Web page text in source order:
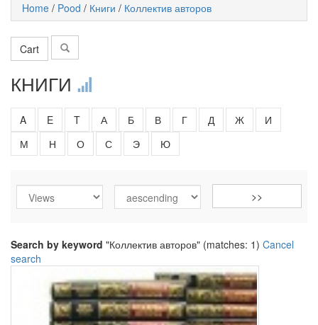
Home / Pood / Книги / Коллектив авторов
Cart
КНИГИ
A E T А Б В Г Д Ж
И
М
Н О С Э Ю
Search by keyword "Коллектив авторов" (matches: 1) Cancel
search